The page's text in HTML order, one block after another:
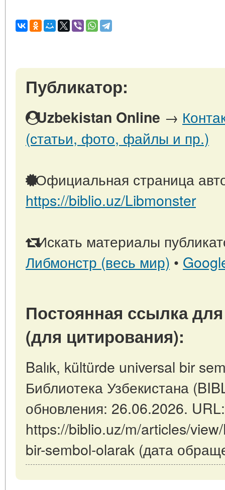
Публикатор:
Uzbekistan Online →
(статьи, фото, файлы и пр.)
Официальная страница
https://biblio.uz/Libmonster
Искать материалы
Либмонстр (весь мир) •
Постоянная ссылка
(для цитирования):
Balık, kültürde universal bir
Библиотека Узбекистана
обновления: 26.06.2026. URL:
https://biblio.uz/m/articles/
bir-sembol-olarak (дата